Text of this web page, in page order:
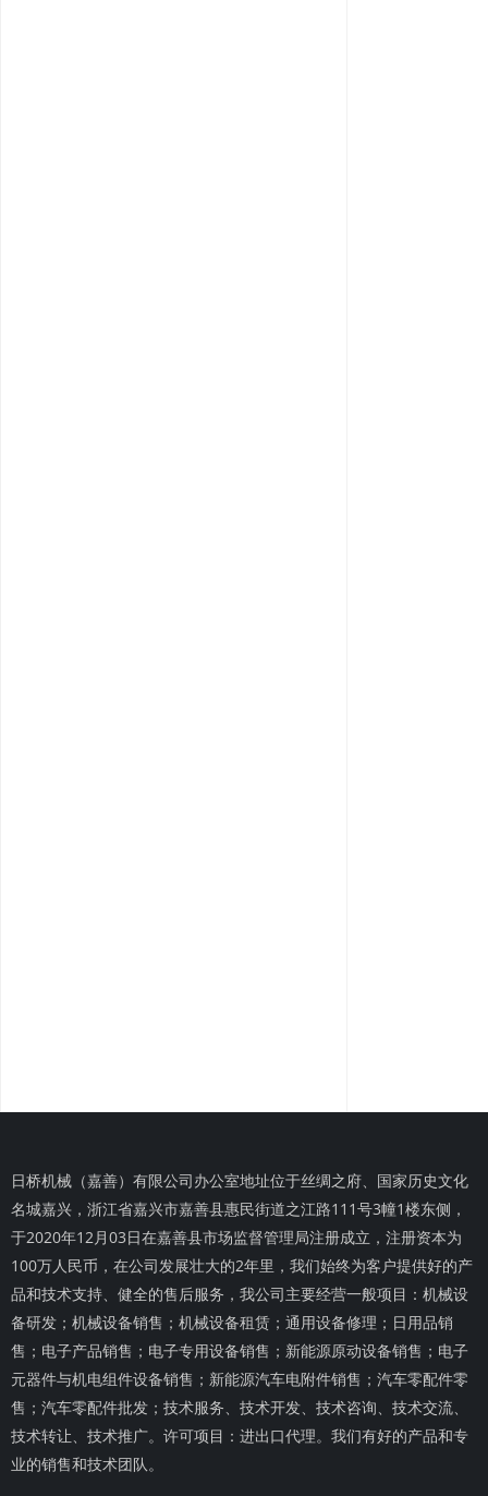
日桥机械（嘉善）有限公司办公室地址位于丝绸之府、国家历史文化
名城嘉兴，浙江省嘉兴市嘉善县惠民街道之江路111号3幢1楼东侧，
于2020年12月03日在嘉善县市场监督管理局注册成立，注册资本为
100万人民币，在公司发展壮大的2年里，我们始终为客户提供好的产
品和技术支持、健全的售后服务，我公司主要经营一般项目：机械设
备研发；机械设备销售；机械设备租赁；通用设备修理；日用品销
售；电子产品销售；电子专用设备销售；新能源原动设备销售；电子
元器件与机电组件设备销售；新能源汽车电附件销售；汽车零配件零
售；汽车零配件批发；技术服务、技术开发、技术咨询、技术交流、
技术转让、技术推广。许可项目：进出口代理。我们有好的产品和专
业的销售和技术团队。